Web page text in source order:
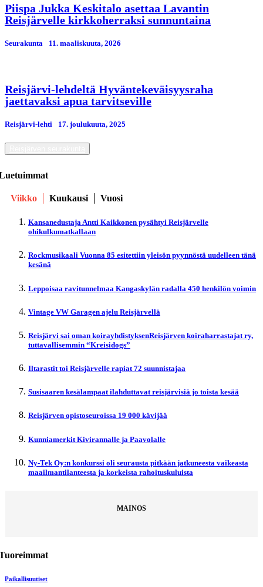
Piispa Jukka Keskitalo asettaa Lavantin
Reisjärvelle kirkkoherraksi sunnuntaina
Seurakunta 11. maaliskuuta, 2026
Reisjärvi-lehdeltä Hyväntekeväisyysraha
jaettavaksi apua tarvitseville
Reisjärvi-lehti 17. јoulukuuta, 2025
Viikko Kuukausi Vuosi
Kansanedustaja Antti Kaikkonen pysähtyi Reisjärvelle
ohikulkumatkallaan
Rockmusikaali Vuonna 85 esitettiin yleisön pyynnöstä uudelleen tänä
kesänä
Leppoisaa ravitunnelmaa Kangaskylän radalla 450 henkilön voimin
Vintage VW Garagen ajelu Reisjärvellä
Reisjärvi sai oman koirayhdistyksenReisjärven koiraharrastajat ry,
tuttavallisemmin “Kreisidogs”
Iltarastit toi Reisjärvelle rapiat 72 suunnistajaa
Susisaaren kesälampaat ilahduttavat reisjärvisiä jo toista kesää
Reisjärven opistoseuroissa 19 000 kävijää
Kunniamerkit Kivirannalle ja Paavolalle
Ny-Tek Oy:n konkurssi oli seurausta pitkään jatkuneesta vaikeasta
maailmantilanteesta ja korkeista rahoituskuluista
MAINOS
Paikallisuutiset